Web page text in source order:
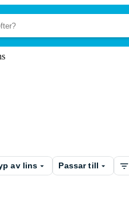
av lins Passar till